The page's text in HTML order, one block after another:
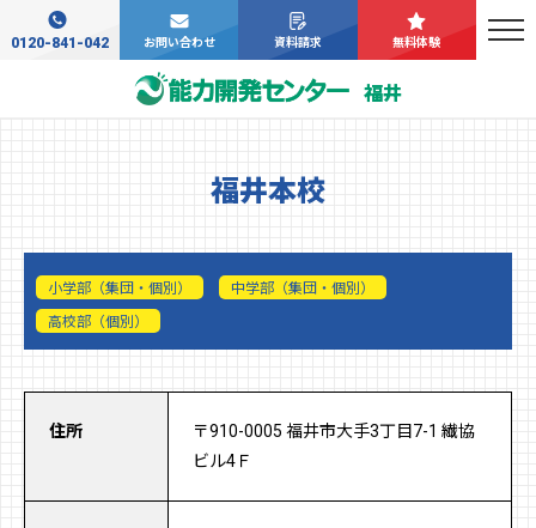
福井
0120-841-042 お問い合わせ 資料請求 無料体験
福井本校
小学部（集団・個別）
中学部（集団・個別）
高校部（個別）
住所
〒910-0005 福井市大手3丁目7-1 繊協
ビル4Ｆ